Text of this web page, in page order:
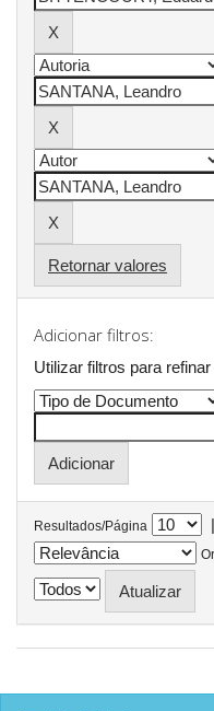
Retornar valores
Adicionar filtros:
Utilizar filtros para
Resultados/Página |